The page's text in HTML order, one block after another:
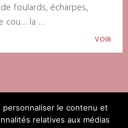
foulards, écharpes,
cou… la …
VOIR
le contenu et
relatives aux médias